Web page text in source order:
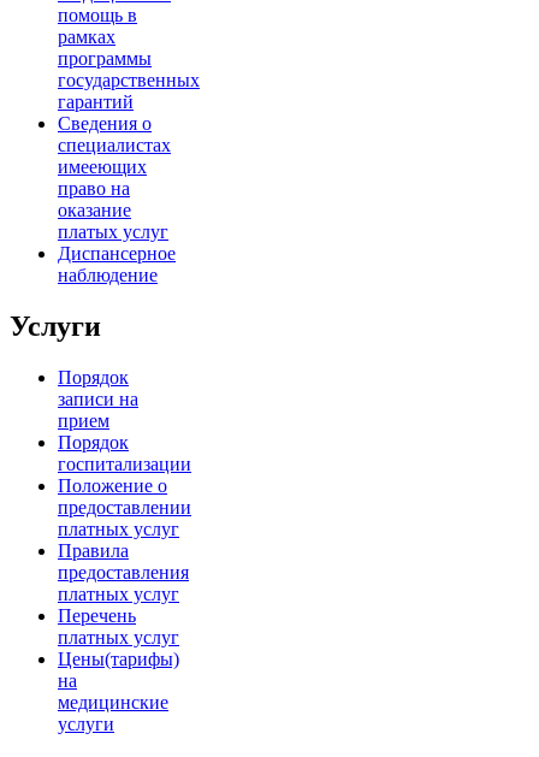
помощь в
рамках
программы
государственных
гарантий
Сведения о
специалистах
имееющих
право на
оказание
платых услуг
Диспансерное
наблюдение
Услуги
Порядок
записи на
прием
Порядок
госпитализации
Положение о
предоставлении
платных услуг
Правила
предоставления
платных услуг
Перечень
платных услуг
Цены(тарифы)
на
медицинские
услуги